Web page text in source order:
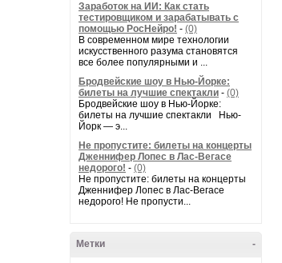
Заработок на ИИ: Как стать
тестировщиком и зарабатывать с
помощью РосНейро! - (0)
В современном мире технологии
искусственного разума становятся
все более популярными и ...
Бродвейские шоу в Нью-Йорке:
билеты на лучшие спектакли - (0)
Бродвейские шоу в Нью-Йорке:
билеты на лучшие спектакли Нью-
Йорк — э...
Не пропустите: билеты на концерты
Дженнифер Лопес в Лас-Вегасе
недорого! - (0)
Не пропустите: билеты на концерты
Дженнифер Лопес в Лас-Вегасе
недорого! Не пропусти...
-
Метки